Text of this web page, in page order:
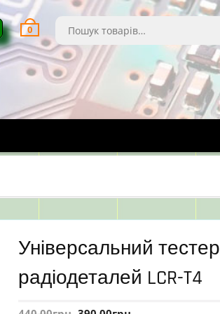
Шукати:
0
Універсальний тестер
радіодеталей LCR-T4